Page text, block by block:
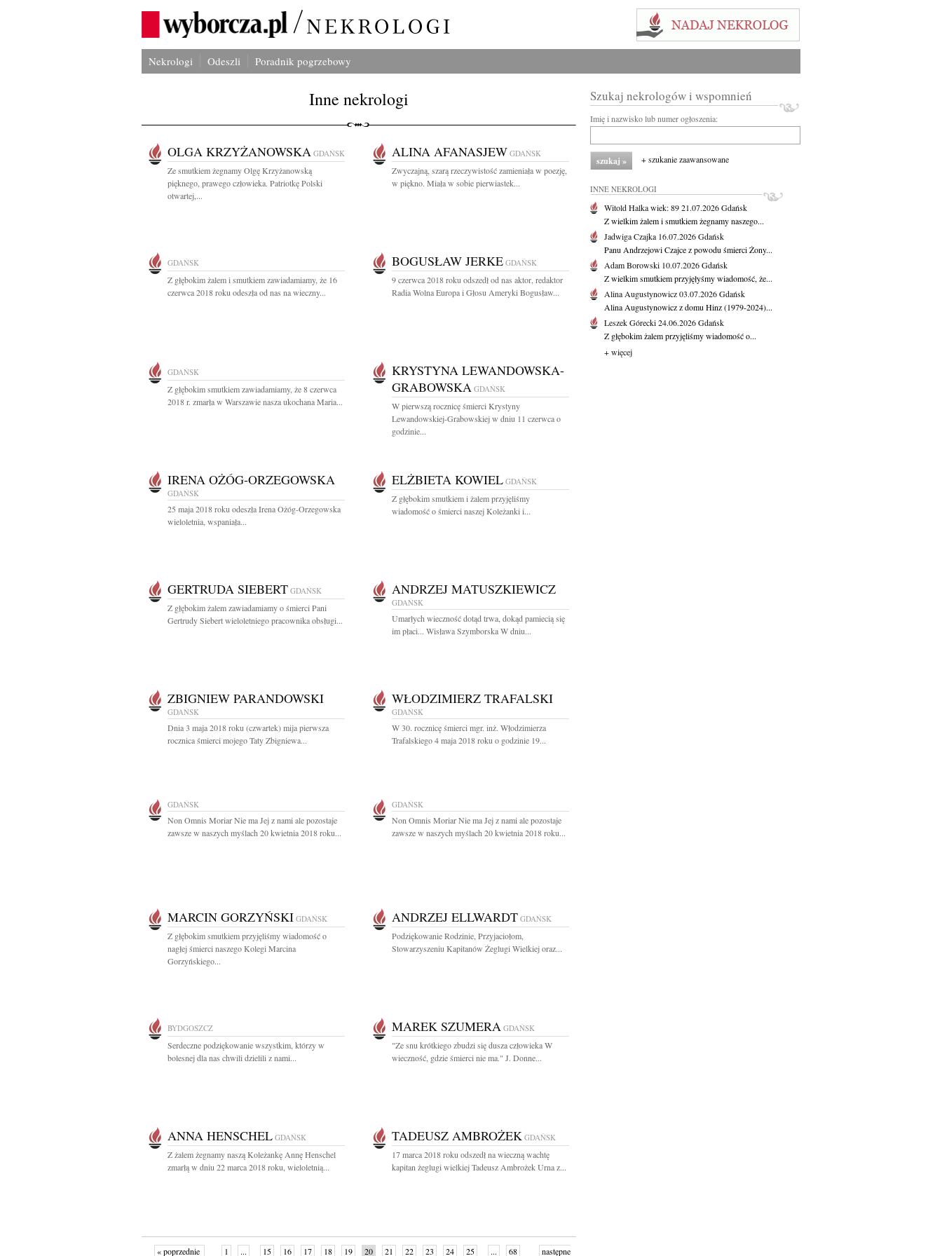
Nekrologi Odeszli Poradnik pogrzebowy
Inne nekrologi
OLGA KRZYŻANOWSKA GDAŃSK
Ze smutkiem żegnamy Olgę Krzyżanowską
pięknego, prawego człowieka. Patriotkę Polski
otwartej,...
ALINA AFANASJEW GDAŃSK
Zwyczajną, szarą rzeczywistość zamieniała w poezję,
w piękno. Miała w sobie pierwiastek...
GDAŃSK
Z głębokim żalem i smutkiem zawiadamiamy, że 16
czerwca 2018 roku odeszła od nas na wieczny...
BOGUSŁAW JERKE GDAŃSK
9 czerwca 2018 roku odszedł od nas aktor, redaktor
Radia Wolna Europa i Głosu Ameryki Bogusław...
GDAŃSK
Z głębokim smutkiem zawiadamiamy, że 8 czerwca
2018 r. zmarła w Warszawie nasza ukochana Maria...
KRYSTYNA LEWANDOWSKA-
GRABOWSKA GDAŃSK
W pierwszą rocznicę śmierci Krystyny
Lewandowskiej-Grabowskiej w dniu 11 czerwca o
godzinie...
IRENA OŻÓG-ORZEGOWSKA
GDAŃSK
25 maja 2018 roku odeszła Irena Ożóg-Orzegowska
wieloletnia, wspaniała...
ELŻBIETA KOWIEL GDAŃSK
Z głębokim smutkiem i żalem przyjęliśmy
wiadomość o śmierci naszej Koleżanki i...
GERTRUDA SIEBERT GDAŃSK
Z głębokim żalem zawiadamiamy o śmierci Pani
Gertrudy Siebert wieloletniego pracownika obsługi...
ANDRZEJ MATUSZKIEWICZ
GDAŃSK
Umarłych wieczność dotąd trwa, dokąd pamiecią się
im płaci... Wisława Szymborska W dniu...
ZBIGNIEW PARANDOWSKI
GDAŃSK
Dnia 3 maja 2018 roku (czwartek) mija pierwsza
rocznica śmierci mojego Taty Zbigniewa...
WŁODZIMIERZ TRAFALSKI
GDAŃSK
W 30. rocznicę śmierci mgr. inż. Włodzimierza
Trafalskiego 4 maja 2018 roku o godzinie 19...
GDAŃSK
Non Omnis Moriar Nie ma Jej z nami ale pozostaje
zawsze w naszych myślach 20 kwietnia 2018 roku...
GDAŃSK
Non Omnis Moriar Nie ma Jej z nami ale pozostaje
zawsze w naszych myślach 20 kwietnia 2018 roku...
MARCIN GORZYŃSKI GDAŃSK
Z głębokim smutkiem przyjęliśmy wiadomość o
nagłej śmierci naszego Kolegi Marcina
Gorzyńskiego...
ANDRZEJ ELLWARDT GDAŃSK
Podziękowanie Rodzinie, Przyjaciołom,
Stowarzyszeniu Kapitanów Żeglugi Wielkiej oraz...
BYDGOSZCZ
Serdeczne podziękowanie wszystkim, którzy w
bolesnej dla nas chwili dzielili z nami...
MAREK SZUMERA GDAŃSK
"Ze snu krótkiego zbudzi się dusza człowieka W
wieczność, gdzie śmierci nie ma." J. Donne...
ANNA HENSCHEL GDAŃSK
Z żalem żegnamy naszą Koleżankę Annę Henschel
zmarłą w dniu 22 marca 2018 roku, wieloletnią...
TADEUSZ AMBROŻEK GDAŃSK
17 marca 2018 roku odszedł na wieczną wachtę
kapitan żeglugi wielkiej Tadeusz Ambrożek Urna z...
« poprzednie 1 ... 15 16 17 18 19 20 21 22 23 24 25 ... 68 następne
Szukaj nekrologów i wspomnień
Imię i nazwisko lub numer ogłoszenia:
+ szukanie zaawansowane
INNE NEKROLOGI
Witold Halkawiek: 8921.07.2026Gdańsk
Z wielkim żalem i smutkiem żegnamy naszego...
Jadwiga Czajka 16.07.2026Gdańsk
Panu Andrzejowi Czajce z powodu śmierci Żony...
Adam Borowski 10.07.2026Gdańsk
Z wielkim smutkiem przyjęłyśmy wiadomość, że...
Alina Augustynowicz03.07.2026Gdańsk
Alina Augustynowicz z domu Hinz (1979-2024)...
Leszek Górecki24.06.2026Gdańsk
Z głębokim żalem przyjęliśmy wiadomość o...
+ więcej